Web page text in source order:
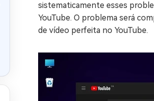
sistematicamente esses
YouTube. O problema será
de vídeo perfeita no YouTube.